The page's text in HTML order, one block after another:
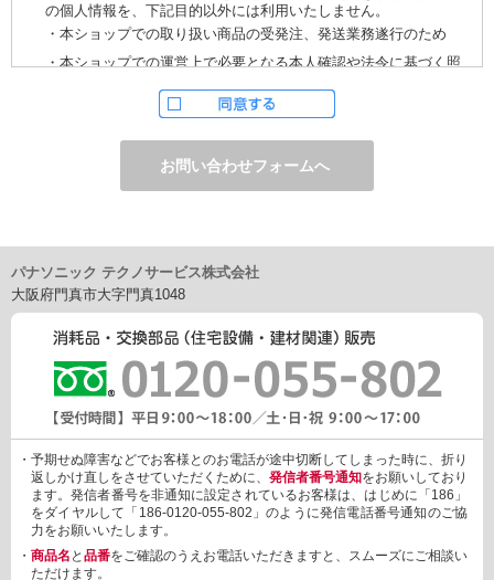
の個人情報を、下記目的以外には利用いたしません。
・本ショップでの取り扱い商品の受発注、発送業務遂行のため
・本ショップでの運営上で必要となる本人確認や法令に基づく照
ただし、お申し込みフォーム上でご希望の方のみに、下記サービ
・電子メール、ダイレクトメールなどによる情報のご提供
（1）ご提供情報の分野
・住宅関連設備・建材、家電製品、住まいづくり(新築・リフォー
車載関連商品など
（2）ご提供情報の概要
・商品、サービスに関するご提案
・商品サポート、メンテナンスに関するご提案
・キャンペーン、フェアー、イベントに関する情報ご提供
・アンケート、商品モニターに関する情報ご提供など
3. 個人情報の提供
あらかじめご本人様からご了解いただいている場合や法令で認め
られている場合を除き、個人情報を第三者に提供または開示いた
しません。
しかしながら、お客様がクレジットカード決済をご利用される場
合に限り、カード発行会社が行なう不正利用検知・防止「3Dセキ
ュア2.0」のために、お客様が利用するカード発行会社及び、決済
代行会社：GMOペイメントゲートウェイ（第三者）に、下記の情
報を開示し、本人認証を行います。
・金額など、決済に関する情報
パナソニック テクノサービス株式会社
大阪府門真市大字門真1048
・予期せぬ障害などでお客様とのお電話が途中切断してしまった時に、折り
返しかけ直しをさせていただくために、 発信者番号通知をお願いしており
ます。発信者番号を非通知に設定されているお客様は、はじめに「186」
をダイヤルして「186-0120-055-802」のように発信電話番号通知のご協
力をお願いいたします。
・ 商品名 と 品番をご確認のうえお電話いただきますと、スムーズにご相談い
ただけます。